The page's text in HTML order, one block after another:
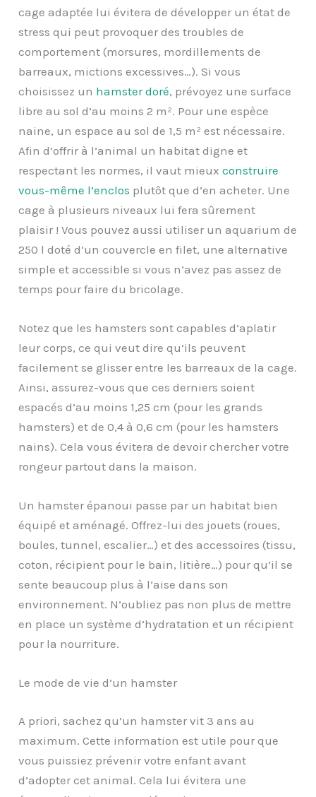
cage adaptée lui évitera de développer un état de
stress qui peut provoquer des troubles de
comportement (morsures, mordillements de
barreaux, mictions excessives…). Si vous
choisissez un hamster doré, prévoyez une surface
libre au sol d’au moins 2 m². Pour une espèce
naine, un espace au sol de 1,5 m² est nécessaire.
Afin d’offrir à l’animal un habitat digne et
respectant les normes, il vaut mieuxconstruire
vous-même l’enclos plutôt que d’en acheter. Une
cage à plusieurs niveaux lui fera sûrement
plaisir ! Vous pouvez aussi utiliser un aquarium de
250 l doté d’un couvercle en filet, une alternative
simple et accessible si vous n’avez pas assez de
temps pour faire du bricolage.
Notez que les hamsters sont capables d’aplatir
leur corps, ce qui veut dire qu’ils peuvent
facilement se glisser entre les barreaux de la cage.
Ainsi, assurez-vous que ces derniers soient
espacés d’au moins 1,25 cm (pour les grands
hamsters) et de 0,4 à 0,6 cm (pour les hamsters
nains). Cela vous évitera de devoir chercher votre
rongeur partout dans la maison.
Un hamster épanoui passe par un habitat bien
équipé et aménagé. Offrez-lui des jouets (roues,
boules, tunnel, escalier…) et des accessoires (tissu,
coton, récipient pour le bain, litière…) pour qu’il se
sente beaucoup plus à l’aise dans son
environnement. N’oubliez pas non plus de mettre
en place un système d’hydratation et un récipient
pour la nourriture.
Le mode de vie d’un hamster
A priori, sachez qu’un hamster vit 3 ans au
maximum. Cette information est utile pour que
vous puissiez prévenir votre enfant avant
d’adopter cet animal. Cela lui évitera une